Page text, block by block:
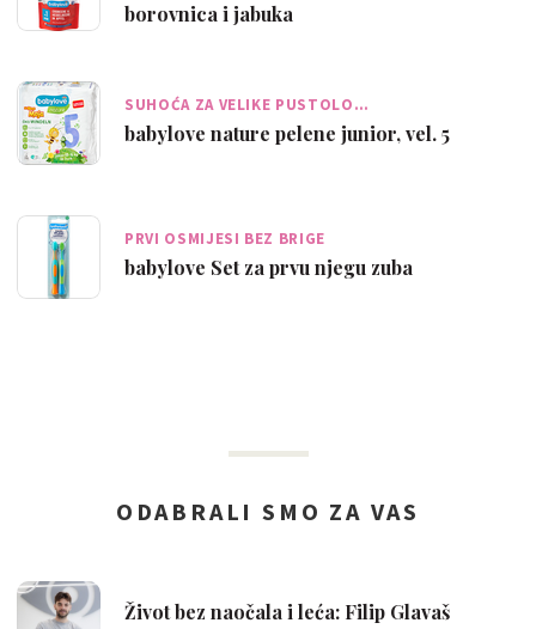
borovnica i jabuka
SUHOĆA ZA VELIKE PUSTOLO…
babylove nature pelene junior, vel. 5
PRVI OSMIJESI BEZ BRIGE
babylove Set za prvu njegu zuba